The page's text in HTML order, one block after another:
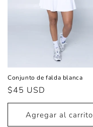
Conjunto de falda blanca
Precio
habitual
$45 USD
Agregar al carrito